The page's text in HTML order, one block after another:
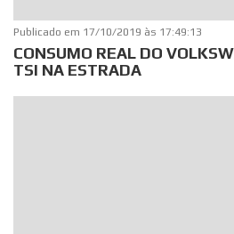
Publicado em 17/10/2019 às 17:49:13
CONSUMO REAL DO
TSI NA ESTRADA